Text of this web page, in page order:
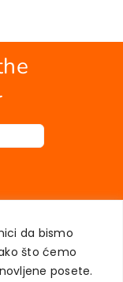
da bismo
što ćemo
posete.